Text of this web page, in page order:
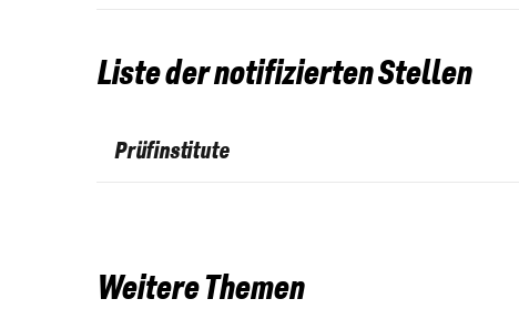
Liste der notifizierten Stellen
Prüfinstitute
Weitere Themen